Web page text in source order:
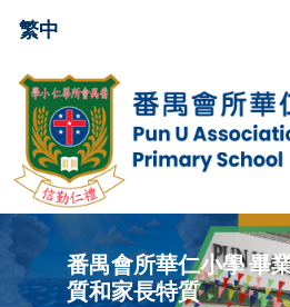
繁中
番禺會所華仁小學 畢
質和家長特質